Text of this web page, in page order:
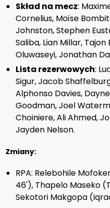
Skład na mecz:
Cornelius, Moïse
Johnston, Stephen
Saliba, Lian Millar,
Oluwaseyi, Jonathan
Lista rezerwowych:
Sigur, Jacob
Alphonso Davies,
Goodman, Joel
Choiniere, Ali Ahmed,
Jayden Nelson.
Zmiany:
RPA: Relebohile
46'), Thapelo Maseko
Sekotori Makgopa